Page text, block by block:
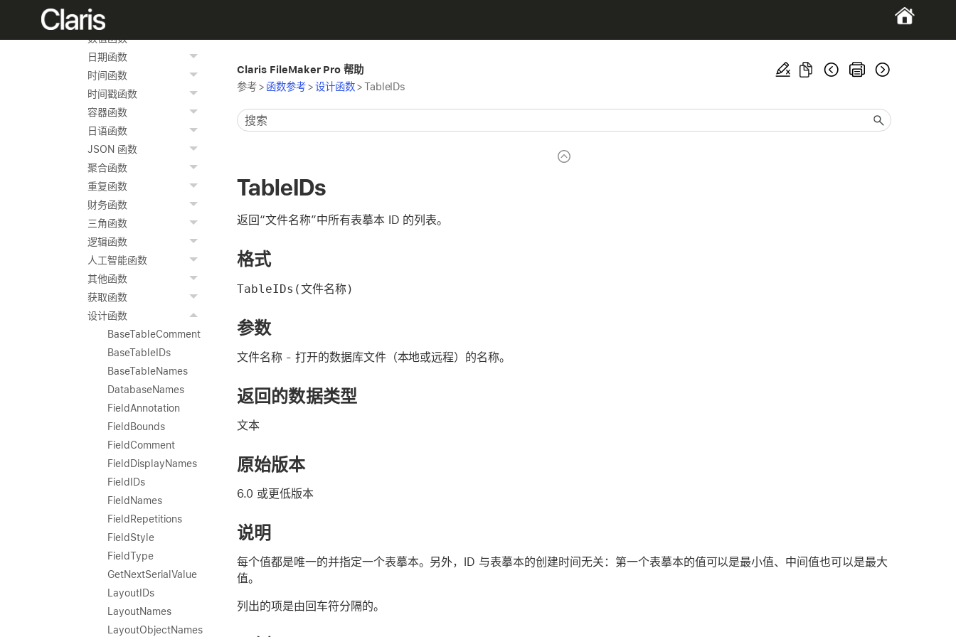
文本格式化函数
数值函数
日期函数
时间函数
时间戳函数
容器函数
日语函数
JSON 函数
聚合函数
重复函数
财务函数
三角函数
逻辑函数
人工智能函数
其他函数
获取函数
设计函数
BaseTableComment
BaseTableIDs
BaseTableNames
DatabaseNames
FieldAnnotation
FieldBounds
FieldComment
FieldDisplayNames
FieldIDs
FieldNames
FieldRepetitions
FieldStyle
FieldType
GetNextSerialValue
LayoutIDs
LayoutNames
LayoutObjectNames
Claris FileMaker Pro 帮助
参考> 函数参考>设计函数>TableIDs
TableIDs
返回“文件名称”中所有表摹本 ID 的列表。
格式
TableIDs(文件名称)
参数
文件名称- 打开的数据库文件（本地或远程）的名称。
返回的数据类型
文本
原始版本
6.0 或更低版本
说明
每个值都是唯一的并指定一个表摹本。另外，ID 与表摹本的创建时间无关：第一个表摹本的值可以是最小值、中间值也可以是最大
值。
列出的项是由回车符分隔的。